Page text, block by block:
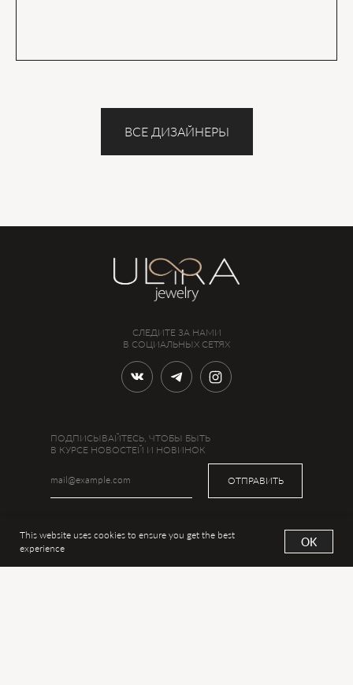
ВСЕ ДИЗАЙНЕРЫ
This website uses cookies to ensure you get the best
experience
OK
СЛЕДИТЕ ЗА НАМИ
В СОЦИАЛЬНЫХ СЕТЯХ
ПОДПИСЫВАЙТЕСЬ, ЧТОБЫ БЫТЬ
В КУРСЕ НОВОСТЕЙ И НОВИНОК
ОТПРАВИТЬ
УКРАШЕНИЯ